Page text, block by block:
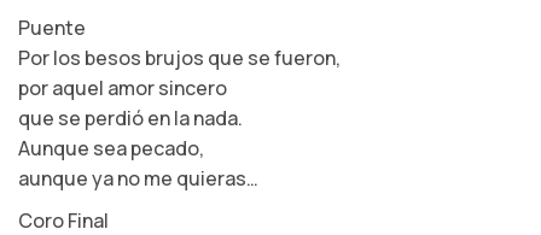
Puente
Por los besos brujos que se fueron,
por aquel amor sincero
que se perdió en la nada.
Aunque sea pecado,
aunque ya no me quieras…
Coro Final